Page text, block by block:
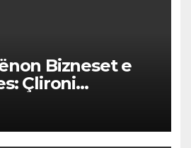
Bizneset e
Çlironi
do të
janë
jo për